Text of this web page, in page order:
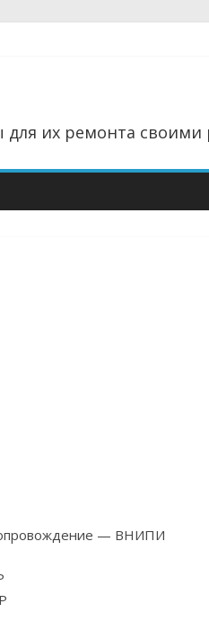
их ремонта
сопровождение — ВНИПИ